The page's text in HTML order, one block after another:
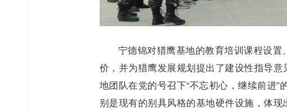
宁德锦对猎鹰基地的教育培训课程设
价，并为猎鹰发展规划提出了建设性指导
地团队在党的号召下“不忘初心，继续前进
别是现有的别具风格的基地硬件设施，体